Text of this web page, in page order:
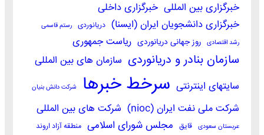
خبرگزاری بین المللی خبرگزاری داخلی
خبرگزاری دانشجویان ایران (ایسنا) دریانوردی
رستم قاسمی
رشد اقتصادی
روز جهانی دریانوردی ریاست جمهوری
سازمان بنادر و دریانوردی سازمان های بین المللی
سایتهای اینترنتی سرخط خبرها شرکت دانش بنیان
شرکت ملی نفت ایران (nioc) شرکت های بین المللی
عربستان سعودی قایق مجلس شورای اسلامی منطقه آزاد اروند